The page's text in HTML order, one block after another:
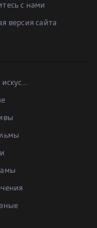
с нами
версия сайта